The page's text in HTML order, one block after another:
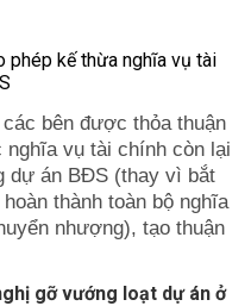
bên được thỏa thuận
vụ tài chính còn lại
dự án BĐS (thay vì bắt
thành toàn bộ nghĩa
nhượng), tạo thuận
gỡ vướng loạt dự án ở